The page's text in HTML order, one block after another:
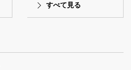
すべて見る